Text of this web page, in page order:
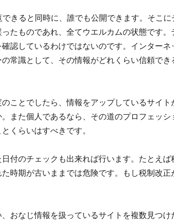
きると同時に、誰でも公開できます。そこ
たものであれ、全てウエルカムの状態です
認しているわけではないのです。インター
常識として、その情報がどれくらい信頼で
ことでしたら、情報をアップしているサイト
また個人であるなら、その道のプロフェッ
くらいはすべきです。
付のチェックも出来れば行います。たとえ
時期が古いままでは危険です。もし税制改
おなじ情報を扱っているサイトを複数見つ